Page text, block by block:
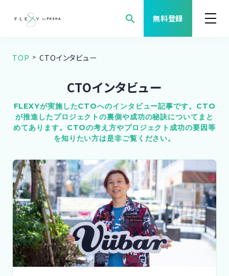
search 無料登録
案件検索
職種から案件を探す
FLEXYについて
福利厚生
ご利用者様の声
ご利用の流れ
コーディネーター紹介
TOP CTOインタビュー
CTOインタビュー
FLEXYが実施したCTOへのインタビュー記事です。CTO
が推進したプロジェクトの裏側や成功の秘訣についてまと
めてあります。CTOの考え方やプロジェクト成功の要因等
を知りたい方は是非ご覧ください。